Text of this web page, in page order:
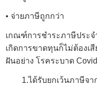
• จ่ายภาษีถูกกว่า
เกณฑ์การชำระภาษีประ
เกิดการขาดทุนก็ไม่ต้องเ
ฝันอย่าง โรคระบาด
1.ได้รับยกเว้นภาษีจ